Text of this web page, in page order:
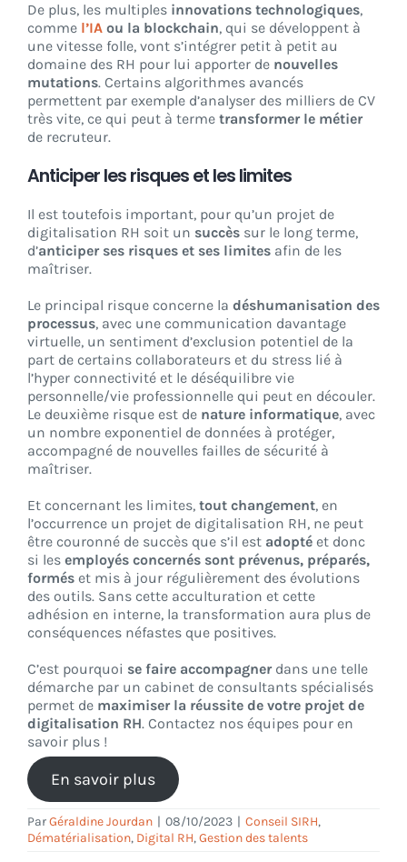
De plus, les multiples innovations technologiques,
comme l’IA ou la blockchain, qui se développent à
une vitesse folle, vont s’intégrer petit à petit au
domaine des RH pour lui apporter de nouvelles
mutations. Certains algorithmes avancés
permettent par exemple d’analyser des milliers de CV
très vite, ce qui peut à terme transformer le métier
de recruteur.
Anticiper les risques et les limites
Il est toutefois important, pour qu’un projet de
digitalisation RH soit un succès sur le long terme,
d’anticiper ses risques et ses limites afin de les
maîtriser.
Le principal risque concerne la déshumanisation des
processus, avec une communication davantage
virtuelle, un sentiment d’exclusion potentiel de la
part de certains collaborateurs et du stress lié à
l’hyper connectivité et le déséquilibre vie
personnelle/vie professionnelle qui peut en découler.
Le deuxième risque est de nature informatique, avec
un nombre exponentiel de données à protéger,
accompagné de nouvelles failles de sécurité à
maîtriser.
Et concernant les limites, tout changement, en
l’occurrence un projet de digitalisation RH, ne peut
être couronné de succès que s’il est adopté et donc
si les employés concernés sont prévenus, préparés,
formés et mis à jour régulièrement des évolutions
des outils. Sans cette acculturation et cette
adhésion en interne, la transformation aura plus de
conséquences néfastes que positives.
C’est pourquoi se faire accompagner dans une telle
démarche par un cabinet de consultants spécialisés
permet de maximiser la réussite de votre projet de
digitalisation RH. Contactez nos équipes pour en
savoir plus !
En savoir plus
ParGéraldine Jourdan | 08/10/2023 | Conseil SIRH,
Dématérialisation, Digital RH,Gestion des talents